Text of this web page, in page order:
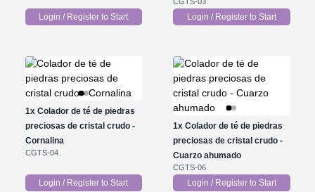
Login / Register to Start Login / Register to Start
1xColador de té de piedras
preciosas de cristal crudo -
Cornalina
CGTS-04
Login / Register to Start
1x Colador de té de piedras
preciosas de cristal crudo -
Cuarzo ahumado
CGTS-06
Login / Register to Start